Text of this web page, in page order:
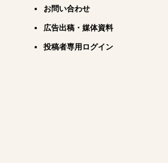
お問い合わせ
広告出稿・媒体資料
投稿者専用ログイン